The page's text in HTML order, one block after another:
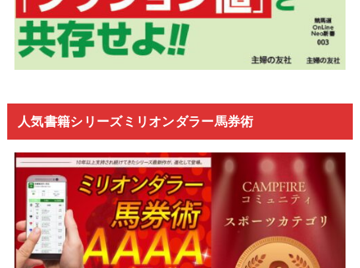
人気書籍シリーズミリオンダラー馬券術